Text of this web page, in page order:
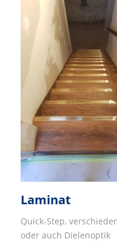
Laminat
Quick-Step,
oder auch Dielenoptik